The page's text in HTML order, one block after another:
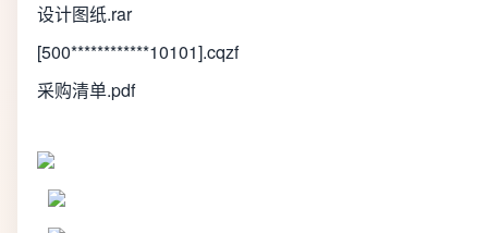
设计图纸.rar
[500************10101].cqzf
采购清单.pdf